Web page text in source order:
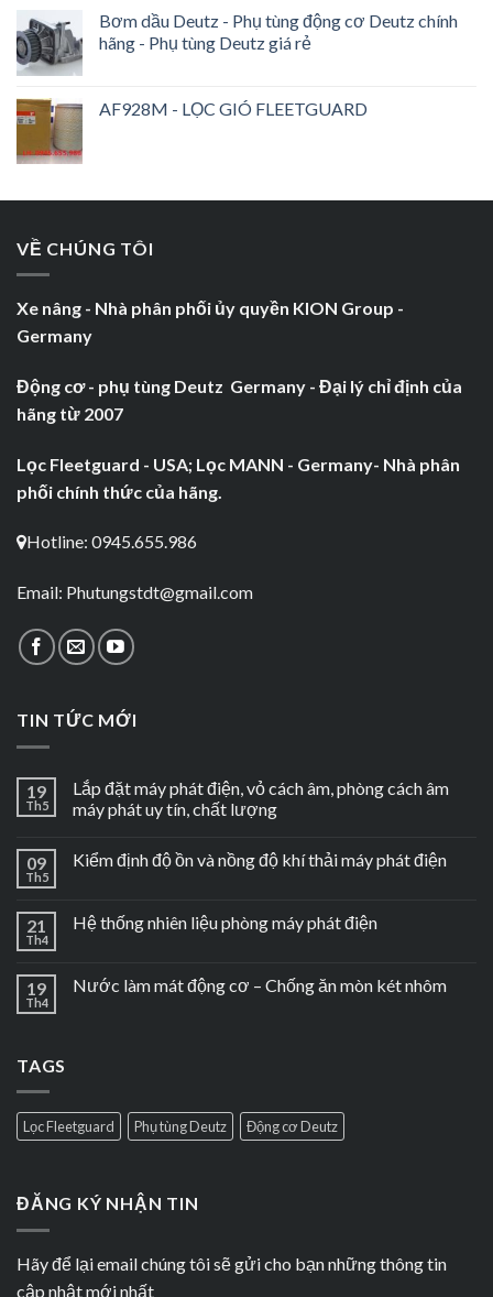
Bơm dầu Deutz - Phụ tùng động cơ Deutz chính
hãng - Phụ tùng Deutz giá rẻ
AF928M - LỌC GIÓ FLEETGUARD
VỀ CHÚNG TÔI
Xe nâng - Nhà phân phối ủy quyền KION Group -
Germany
Động cơ - phụ tùng Deutz Germany - Đại lý chỉ định của
hãng từ 2007
Lọc Fleetguard - USA; Lọc MANN - Germany- Nhà phân
phối chính thức của hãng.
Hotline: 0945.655.986
Email: Phutungstdt@gmail.com
TIN TỨC MỚI
19
Th5
Lắp đặt máy phát điện, vỏ cách âm, phòng cách âm
máy phát uy tín, chất lượng
09
Th5
Kiểm định độ ồn và nồng độ khí thải máy phát điện
21
Th4
Hệ thống nhiên liệu phòng máy phát điện
19
Th4
Nước làm mát động cơ – Chống ăn mòn két nhôm
TAGS
Lọc Fleetguard Phụ tùng Deutz Động cơ Deutz
ĐĂNG KÝ NHẬN TIN
Hãy để lại email chúng tôi sẽ gửi cho bạn những thông tin
cập nhật mới nhất